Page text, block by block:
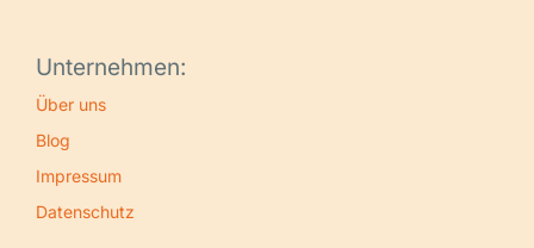
Unternehmen:
Über uns
Blog
Impressum
Datenschutz